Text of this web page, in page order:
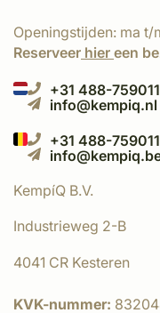
Openingstijden: ma t/
Reserveer hier een
+31 488-759011
info@kempiq.nl
+31 488-759011
KempíQ B.V.
Industrieweg 2-B
4041 CR Kesteren
KVK-nummer: